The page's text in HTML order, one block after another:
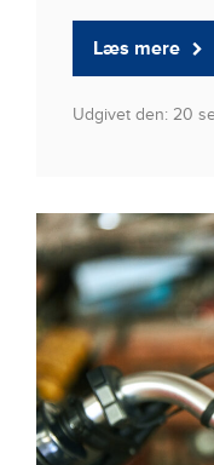
Læs mere
Udgivet den: 20